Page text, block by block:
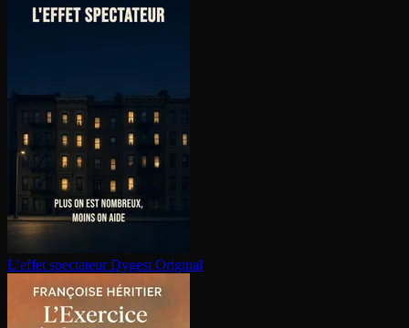
L’effet spectateur Dygest Original